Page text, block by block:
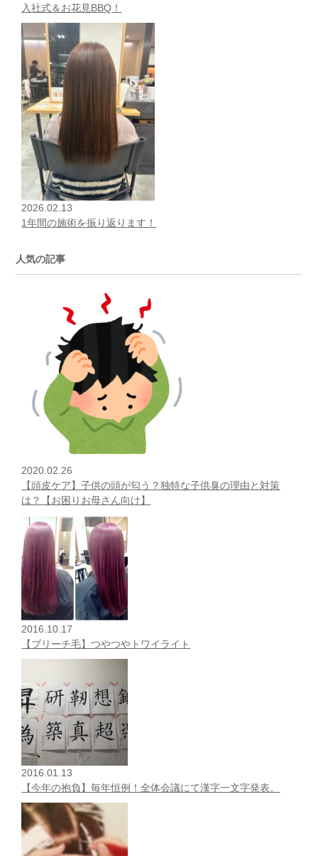
入社式＆お花見BBQ！
2026.02.13
1年間の施術を振り返ります！
人気の記事
2020.02.26
【頭皮ケア】子供の頭が匂う？独特な子供臭の理由と対策
は？【お困りお母さん向け】
2016.10.17
【ブリーチ毛】つやつやトワイライト
2016.01.13
【今年の抱負】毎年恒例！全体会議にて漢字一文字発表。